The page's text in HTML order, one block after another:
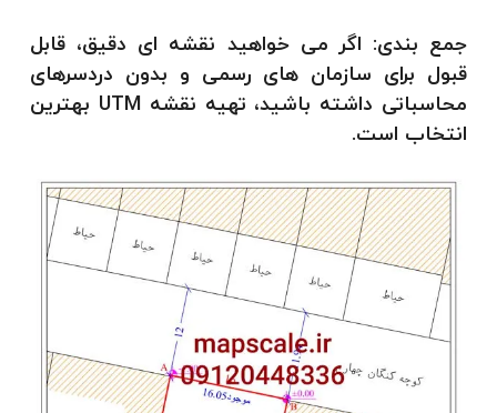
جمع بندی: اگر می خواهید نقشه ای دقیق، قابل
قبول برای سازمان های رسمی و بدون دردسرهای
محاسباتی داشته باشید، تهیه نقشه UTM بهترین
انتخاب است.